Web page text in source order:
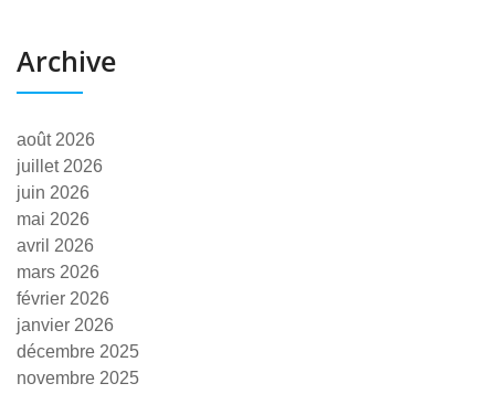
Archive
août 2026
juillet 2026
juin 2026
mai 2026
avril 2026
mars 2026
février 2026
janvier 2026
décembre 2025
novembre 2025